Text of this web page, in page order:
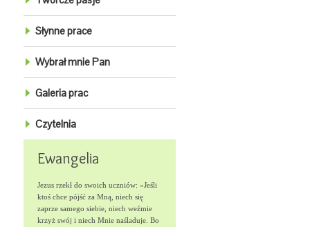
Słynne prace
Wybrał mnie Pan
Galeria prac
Czytelnia
Ewangelia
Jezus rzekł do swoich uczniów: «Jeśli
ktoś chce pójść za Mną, niech się
zaprze samego siebie, niech weźmie
krzyż swój i niech Mnie naśladuje. Bo